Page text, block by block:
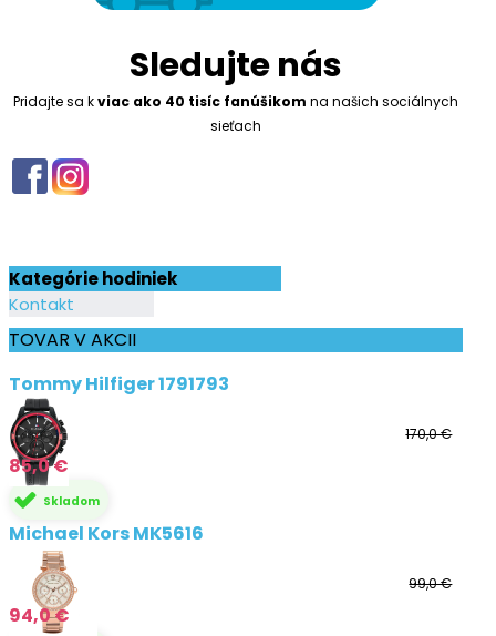
Sledujte nás
Pridajte sa kviac ako 40 tisíc fanúšikom na našich sociálnych
sieťach
Kategórie hodiniek
Kontakt
TOVAR V AKCII
Tommy Hilfiger 1791793
170,0 €
85,0 €
Skladom
Michael Kors MK5616
99,0 €
94,0 €